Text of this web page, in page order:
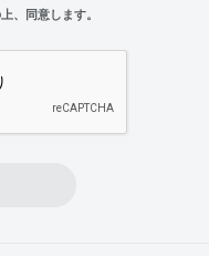
、同意します。